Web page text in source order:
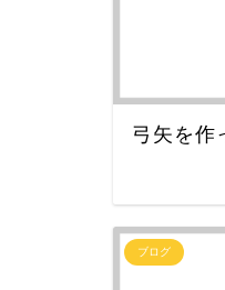
弓矢を作
ブログ